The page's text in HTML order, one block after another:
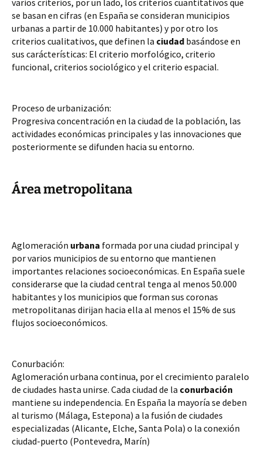
varios criterios, por un lado, los criterios cuantitativos que
se basan en cifras (en España se consideran municipios
urbanas a partir de 10.000 habitantes) y por otro los
criterios cualitativos, que definen la ciudad basándose en
sus carácterísticas: El criterio morfológico, criterio
funcional, criterios sociológico y el criterio espacial.
Proceso de urbanización:
Progresiva concentración en la ciudad de la población, las
actividades económicas principales y las innovaciones que
posteriormente se difunden hacia su entorno.
Área metropolitana
Aglomeración urbana formada por una ciudad principal y
por varios municipios de su entorno que mantienen
importantes relaciones socioeconómicas. En España suele
considerarse que la ciudad central tenga al menos 50.000
habitantes y los municipios que forman sus coronas
metropolitanas dirijan hacia ella al menos el 15% de sus
flujos socioeconómicos.
Conurbación:
Aglomeración urbana continua, por el crecimiento paralelo
de ciudades hasta unirse. Cada ciudad de la conurbación
mantiene su independencia. En España la mayoría se deben
al turismo (Málaga, Estepona) a la fusión de ciudades
especializadas (Alicante, Elche, Santa Pola) o la conexión
ciudad-puerto (Pontevedra, Marín)